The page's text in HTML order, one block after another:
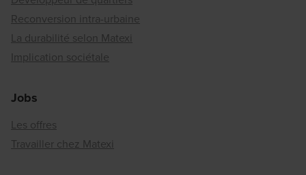
Reconversion intra-urbaine
La durabilité selon Matexi
Implication sociétale
Jobs
Les offres
Travailler chez Matexi